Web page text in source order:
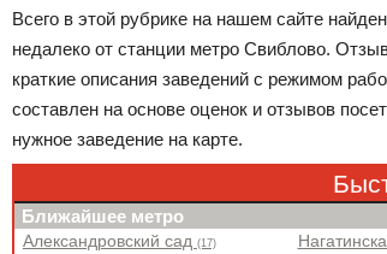
Всего в этой рубрике на нашем сайте
недалеко от станции метро Свиблово.
краткие описания заведений с режимом
составлен на основе оценок и отзывов
нужное заведение на карте.
Ближайшее метро
Александровский сад (17)